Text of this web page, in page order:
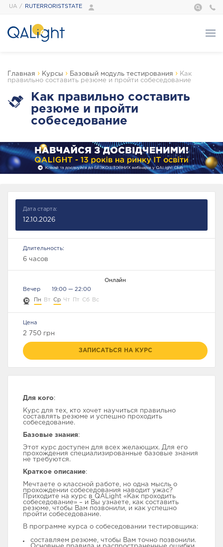
UA RUTERRORISTSTATE
Главная › Курсы › Базовый модуль тестирования › Как
правильно составить резюме и пройти собеседование
Как правильно составить
резюме и пройти
собеседование
Дата старта:
12.10.2026
Длительность:
6 часов
Онлайн
Вечер
19:00 — 22:00
Пн Вт Ср Чт Пт Сб Вс
Цена
2 750 грн
ЗАПИСАТЬСЯ НА КУРС
Для кого:
Курс для тех, кто хочет научиться правильно
составлять резюме и успешно проходить
собеседование.
Базовые знания:
Этот курс доступен для всех желающих. Для его
прохождения специализированные базовые знания
не требуются.
Краткое описание:
Мечтаете о классной работе, но одна мысль о
прохождении собеседования наводит ужас?
Приходите на курс в QALight «Как проходить
собеседование» – и Вы узнаете, как составить
резюме, чтобы Вам позвонили, и как успешно
пройти собеседование.
В программе курса о собеседовании тестировщика:
составляем резюме, чтобы Вам точно позвонили.
Курсы
ТЕСТИРОВАНИЕ
БАЗОВЫЙ МОДУЛЬ
ТЕСТИРОВАНИЯ
АВТОМАТИЗАЦИЯ
РАСШИРЕННЫЙ
МОДУЛЬ ПО
ТЕСТИРОВАНИЯ
FULLSTACK WEB
DEVELOPER
ПОДГОТОВКА К
UI/UX ДИЗАЙН ISTQB
База знаний
Контакты